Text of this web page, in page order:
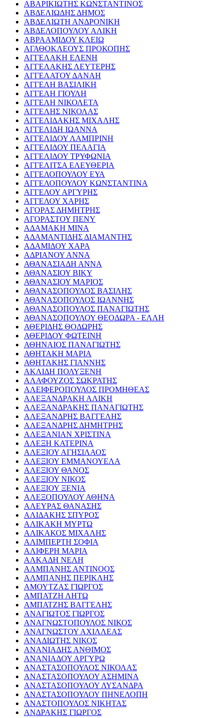
ΑΒΑΡΙΚΙΩΤΗΣ ΚΩΝΣΤΑΝΤΙΝΟΣ
ΑΒΔΕΛΙΩΔΗΣ ΔΗΜΟΣ
ΑΒΔΕΛΙΩΤΗ ΑΝΔΡΟΝΙΚΗ
ΑΒΔΕΛΟΠΟΥΛΟΥ ΑΛΙΚΗ
ΑΒΡΑΑΜΙΔΟΥ ΚΛΕΙΩ
ΑΓΑΘΟΚΛΕΟΥΣ ΠΡΟΚΟΠΗΣ
ΑΓΓΕΛΑΚΗ ΕΛΕΝΗ
ΑΓΓΕΛΑΚΗΣ ΛΕΥΤΕΡΗΣ
ΑΓΓΕΛΑΤΟΥ ΔΑΝΑΗ
ΑΓΓΕΛΗ ΒΑΣΙΛΙΚΗ
ΑΓΓΕΛΗ ΓΙΟΥΛΗ
ΑΓΓΕΛΗ ΝΙΚΟΛΕΤΑ
ΑΓΓΕΛΗΣ ΝΙΚΟΛΑΣ
ΑΓΓΕΛΙΔΑΚΗΣ ΜΙΧΑΛΗΣ
ΑΓΓΕΛΙΔΗ ΙΩΑΝΝΑ
ΑΓΓΕΛΙΔΟΥ ΛΑΜΠΡΙΝΗ
ΑΓΓΕΛΙΔΟΥ ΠΕΛΑΓΙΑ
ΑΓΓΕΛΙΔΟΥ ΤΡΥΦΩΝΙΑ
ΑΓΓΕΛΙΤΣΑ ΕΛΕΥΘΕΡΙΑ
ΑΓΓΕΛΟΠΟΥΛΟΥ ΕΥΑ
ΑΓΓΕΛΟΠΟΥΛΟΥ ΚΩΝΣΤΑΝΤΙΝΑ
ΑΓΓΕΛΟΥ ΑΡΓΥΡΗΣ
ΑΓΓΕΛΟΥ ΧΑΡΗΣ
ΑΓΟΡΑΣ ΔΗΜΗΤΡΗΣ
ΑΓΟΡΑΣΤΟΥ ΠΕΝΥ
ΑΔΑΜΑΚΗ ΜΙΝΑ
ΑΔΑΜΑΝΤΙΔΗΣ ΔΙΑΜΑΝΤΗΣ
ΑΔΑΜΙΔΟΥ ΧΑΡΑ
ΑΔΡΙΑΝΟΥ ΑΝΝΑ
ΑΘΑΝΑΣΙΑΔΗ ΑΝΝΑ
ΑΘΑΝΑΣΙΟΥ ΒΙΚΥ
ΑΘΑΝΑΣΙΟΥ ΜΑΡΙΟΣ
ΑΘΑΝΑΣΟΠΟΥΛΟΣ ΒΑΣΙΛΗΣ
ΑΘΑΝΑΣΟΠΟΥΛΟΣ ΙΩΑΝΝΗΣ
ΑΘΑΝΑΣΟΠΟΥΛΟΣ ΠΑΝΑΓΙΩΤΗΣ
ΑΘΑΝΑΣΟΠΟΥΛΟΥ ΘΕΟΔΩΡΑ - ΕΛΛΗ
ΑΘΕΡΙΔΗΣ ΘΟΔΩΡΗΣ
ΑΘΕΡΙΔΟΥ ΦΩΤΕΙΝΗ
ΑΘΗΝΑΙΟΣ ΠΑΝΑΓΙΩΤΗΣ
ΑΘΗΤΑΚΗ ΜΑΡΙΑ
ΑΘΗΤΑΚΗΣ ΓΙΑΝΝΗΣ
ΑΚΛΙΔΗ ΠΟΛΥΞΕΝΗ
ΑΛΑΦΟΥΖΟΣ ΣΩΚΡΑΤΗΣ
ΑΛΕΙΦΕΡΟΠΟΥΛΟΣ ΠΡΟΜΗΘΕΑΣ
ΑΛΕΞΑΝΔΡΑΚΗ ΑΛΙΚΗ
ΑΛΕΞΑΝΔΡΑΚΗΣ ΠΑΝΑΓΙΩΤΗΣ
ΑΛΕΞΑΝΔΡΗΣ ΒΑΓΓΕΛΗΣ
ΑΛΕΞΑΝΔΡΗΣ ΔΗΜΗΤΡΗΣ
ΑΛΕΞΑΝΙΑΝ ΧΡΙΣΤΙΝΑ
ΑΛΕΞΗ ΚΑΤΕΡΙΝΑ
ΑΛΕΞΙΟΥ ΑΓΗΣΙΛΑΟΣ
ΑΛΕΞΙΟΥ ΕΜΜΑΝΟΥΕΛΑ
ΑΛΕΞΙΟΥ ΘΑΝΟΣ
ΑΛΕΞΙΟΥ ΝΙΚΟΣ
ΑΛΕΞΙΟΥ ΞΕΝΙΑ
ΑΛΕΞΟΠΟΥΛΟΥ ΑΘΗΝΑ
ΑΛΕΥΡΑΣ ΘΑΝΑΣΗΣ
ΑΛΙΔΑΚΗΣ ΣΠΥΡΟΣ
ΑΛΙΚΑΚΗ ΜΥΡΤΩ
ΑΛΙΚΑΚΟΣ ΜΙΧΑΛΗΣ
ΑΛΙΜΠΕΡΤΗ ΣΟΦΙΑ
ΑΛΙΦΕΡΗ ΜΑΡΙΑ
ΑΛΚΑΔΗ ΝΕΛΗ
ΑΛΜΠΑΝΗΣ ΑΝΤΙΝΟΟΣ
ΑΛΜΠΑΝΗΣ ΠΕΡΙΚΛΗΣ
ΑΜΟΥΤΖΑΣ ΓΙΩΡΓΟΣ
ΑΜΠΑΤΖΗ ΛΗΤΩ
ΑΜΠΑΤΖΗΣ ΒΑΓΓΕΛΗΣ
ΑΝΑΓΙΩΤΟΣ ΓΙΩΡΓΟΣ
ΑΝΑΓΝΩΣΤΟΠΟΥΛΟΣ ΝΙΚΟΣ
ΑΝΑΓΝΩΣΤΟΥ ΑΧΙΛΛΕΑΣ
ΑΝΑΔΙΩΤΗΣ ΝΙΚΟΣ
ΑΝΑΝΙΑΔΗΣ ΑΝΘΙΜΟΣ
ΑΝΑΝΙΑΔΟΥ ΑΡΓΥΡΩ
ΑΝΑΣΤΑΣΟΠΟΥΛΟΣ ΝΙΚΟΛΑΣ
ΑΝΑΣΤΑΣΟΠΟΥΛΟΥ ΑΣΗΜΙΝΑ
ΑΝΑΣΤΑΣΟΠΟΥΛΟΥ ΛΥΣΑΝΔΡΑ
ΑΝΑΣΤΑΣΟΠΟΥΛΟΥ ΠΗΝΕΛΟΠΗ
ΑΝΑΣΤΟΠΟΥΛΟΣ ΝΙΚΗΤΑΣ
ΑΝΔΡΑΚΗΣ ΓΙΩΡΓΟΣ